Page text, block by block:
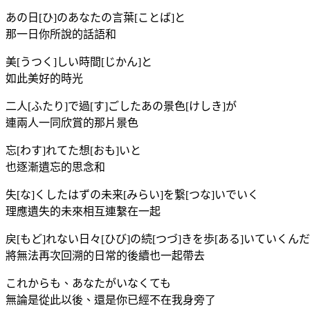
あの日[ひ]のあなたの言葉[ことば]と
那一日你所說的話語和
美[うつく]しい時間[じかん]と
如此美好的時光
二人[ふたり]で過[す]ごしたあの景色[けしき]が
連兩人一同欣賞的那片景色
忘[わす]れてた想[おも]いと
也逐漸遺忘的思念和
失[な]くしたはずの未来[みらい]を繋[つな]いでいく
理應遺失的未來相互連繫在一起
戻[もど]れない日々[ひび]の続[つづ]きを歩[ある]いていくんだ
將無法再次回溯的日常的後續也一起帶去
これからも、あなたがいなくても
無論是從此以後、還是你已經不在我身旁了